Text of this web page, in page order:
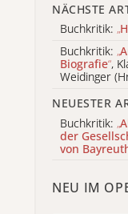
NÄCHSTE
Buchkritik: „
Buchkritik: „
Biografie“,
Weidinger
NEUESTER
Buchkritik: „
der
von
NEU IM